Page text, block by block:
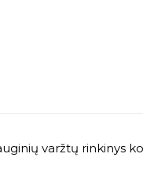
varžtų rinkinys